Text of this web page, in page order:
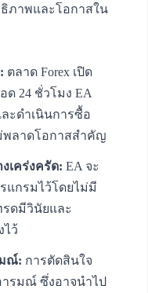
ภาพและโอกาสใน
ตลาด Forex เปิด
24 ชั่วโมง EA
ะดำเนินการซื้อ
พลาดโอกาสสำคัญ
เคร่งครัด: EA จะ
แกรมไว้โดยไม่มี
รดมีวินัยและ
ไว้
ณ์: การตัดสินใจ
รมณ์ ซึ่งอาจนำไป